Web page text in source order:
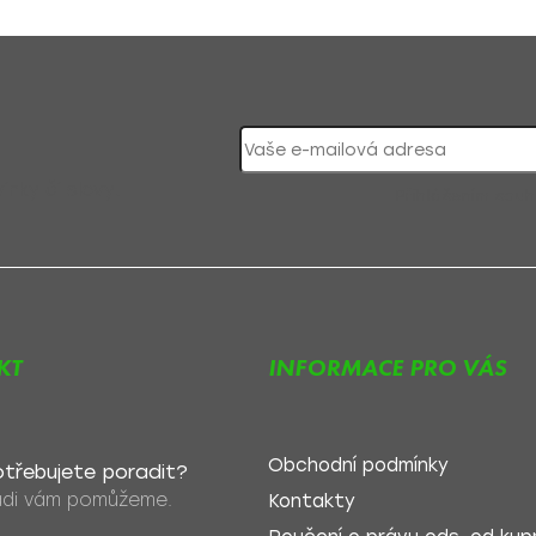
poradit?
vám pomůžeme.
INFORMACE PRO VÁS
Obchodní podmínky
Kontakty